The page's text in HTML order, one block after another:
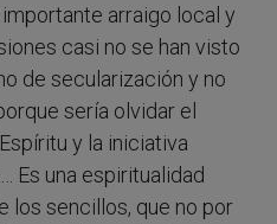
arraigo local y
casi no se han visto
de secularización y no
sería olvidar el
y la iniciativa
Es una espiritualidad
los sencillos, que no por